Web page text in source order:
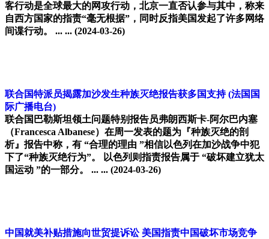
客行动是全球最大的网攻行动，北京一直否认参与其中，称来
自西方国家的指责“毫无根据”，同时反指美国发起了许多网络
间谍行动。 ... ... (2024-03-26)
联合国特派员揭露加沙发生种族灭绝报告获多国支持 (法国国
际广播电台)
联合国巴勒斯坦领土问题特别报告员弗朗西斯卡-阿尔巴内塞
（Francesca Albanese）在周一发表的题为『种族灭绝的剖
析』报告中称，有 “合理的理由 ”相信以色列在加沙战争中犯
下了“种族灭绝行为”。 以色列则指责报告属于 “破坏建立犹太
国运动 ”的一部分。 ... ... (2024-03-26)
中国就美补贴措施向世贸提诉讼 美国指责中国破坏市场竞争